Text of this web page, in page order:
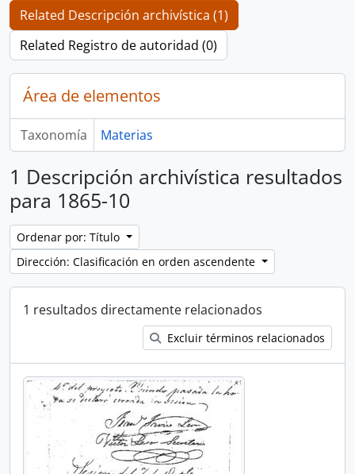
Related Descripción archivística (1)
Related Registro de autoridad (0)
Área de elementos
Taxonomía Materias
1 Descripción archivística resultados
para 1865-10
Ordenar por: Título
Dirección: Clasificación en orden ascendente
1 resultados directamente relacionados
Excluir términos relacionados